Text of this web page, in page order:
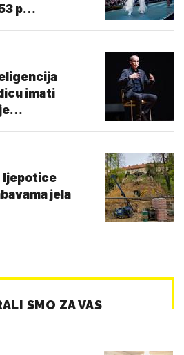
p…
imati